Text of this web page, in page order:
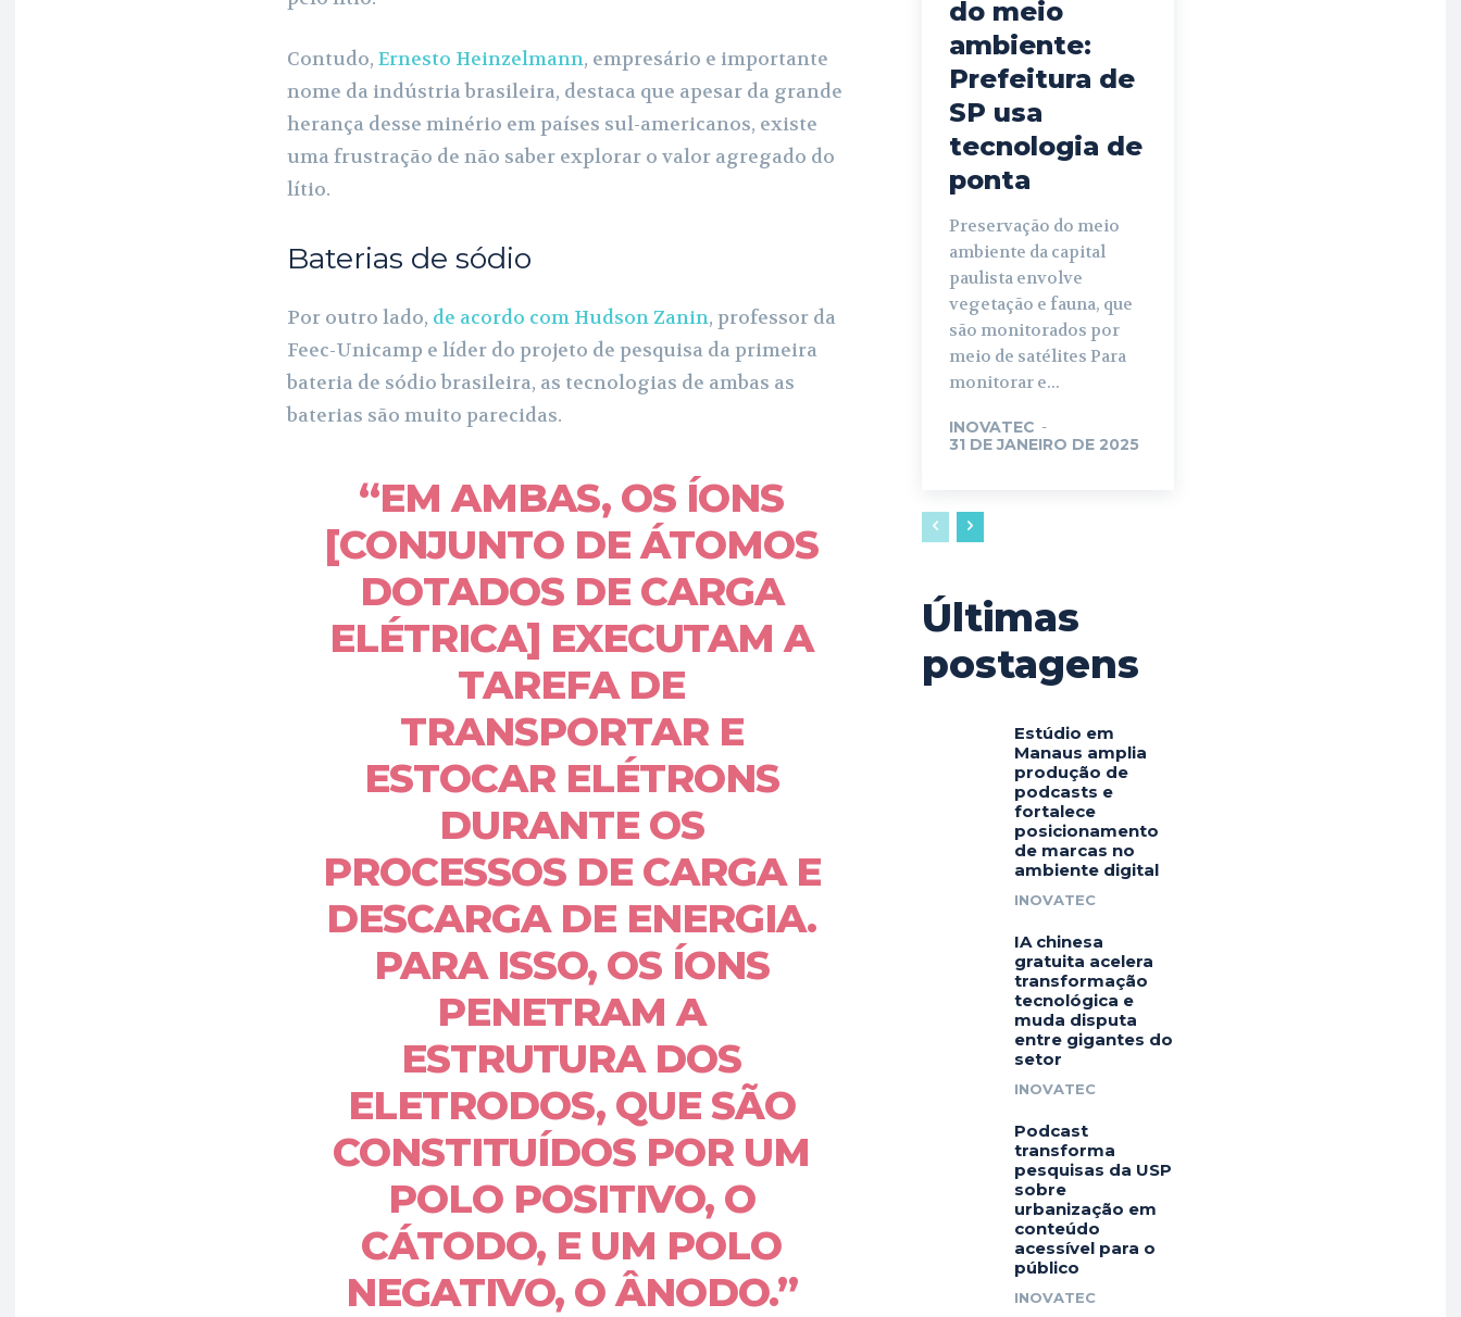
Contudo, Ernesto Heinzelmann, empresário e importante
nome da indústria brasileira, destaca que apesar da grande
herança desse minério em países sul-americanos, existe
uma frustração de não saber explorar o valor agregado do
lítio.
Baterias de sódio
Por outro lado, de acordo com Hudson Zanin, professor da
Feec-Unicamp e líder do projeto de pesquisa da primeira
bateria de sódio brasileira, as tecnologias de ambas as
baterias são muito parecidas.
“EM AMBAS, OS ÍONS
[CONJUNTO DE ÁTOMOS
DOTADOS DE CARGA
ELÉTRICA] EXECUTAM A
TAREFA DE
TRANSPORTAR E
ESTOCAR ELÉTRONS
DURANTE OS
PROCESSOS DE CARGA E
DESCARGA DE ENERGIA.
PARA ISSO, OS ÍONS
PENETRAM A
ESTRUTURA DOS
ELETRODOS, QUE SÃO
CONSTITUÍDOS POR UM
POLO POSITIVO, O
CÁTODO, E UM POLO
NEGATIVO, O ÂNODO.”
do meio
ambiente:
Prefeitura de
SP usa
tecnologia de
ponta
Preservação do meio
ambiente da capital
paulista envolve
vegetação e fauna, que
são monitorados por
meio de satélites Para
monitorar e...
INOVATEC -
31 DE JANEIRO DE 2025
Últimas
postagens
Estúdio em
Manaus amplia
produção de
podcasts e
fortalece
posicionamento
de marcas no
ambiente digital
INOVATEC
IA chinesa
gratuita acelera
transformação
tecnológica e
muda disputa
entre gigantes do
setor
INOVATEC
Podcast
transforma
pesquisas da USP
sobre
urbanização em
conteúdo
acessível para o
público
INOVATEC